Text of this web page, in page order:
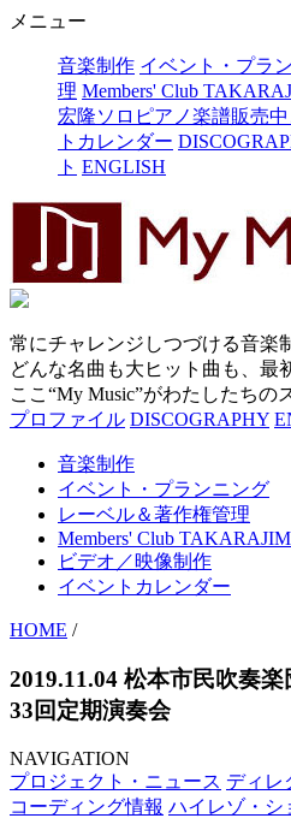
メニュー
音楽制作 イベント・プラ
理 Members' Club
宏隆ソロピアノ楽譜販売
トカレンダー
ト ENGLISH
常にチャレンジしつづける音楽
どんな名曲も大ヒット曲も、最
ここ“My Music”がわたしたちの
プロファイル DISCOGRAPHY
音楽制作
イベント・プランニング
レーベル＆著作権管理
Members' Club
ビデオ／映像制作
イベントカレンダー
HOME /
2019.11.04 松本市民吹奏
33回定期演奏会
NAVIGATION
プロジェクト・ニュース ディレ
コーディング情報 ハイレゾ・シ